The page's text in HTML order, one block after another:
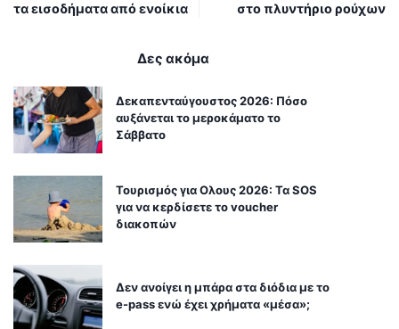
τα εισοδήματα από ενοίκια
στο πλυντήριο ρούχων
Δες ακόμα
Δεκαπενταύγουστος 2026: Πόσο
αυξάνεται το μεροκάματο το
Σάββατο
Τουρισμός για Ολους 2026: Τα SOS
για να κερδίσετε το voucher
διακοπών
Δεν ανοίγει η μπάρα στα διόδια με το
e-pass ενώ έχει χρήματα «μέσα»;